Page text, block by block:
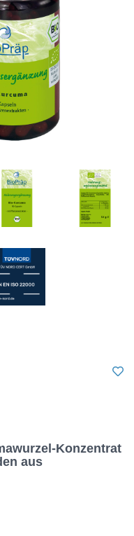
Konzentrat
aus